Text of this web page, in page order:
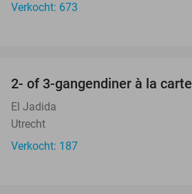
Verkocht: 673
2- of 3-gangendiner à la carte
El Jadida
Utrecht
Verkocht: 187